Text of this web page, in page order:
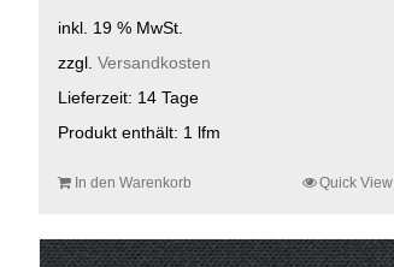
inkl. 19 % MwSt.
zzgl. Versandkosten
Lieferzeit: 14 Tage
Produkt enthält: 1 lfm
In den Warenkorb Quick View